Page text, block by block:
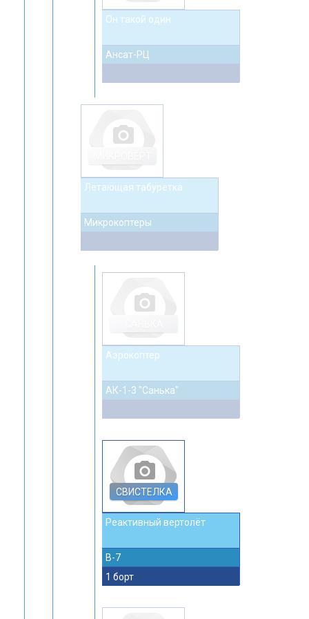
Он такой один
Ансат-РЦ
photo_camera
Летающая табуретка
Микрокоптеры
photo_camera
Аэрокоптер
АК-1-3 "Санька"
photo_camera
СВИСТЕЛКА
Реактивный вертолёт
В-7
1 борт